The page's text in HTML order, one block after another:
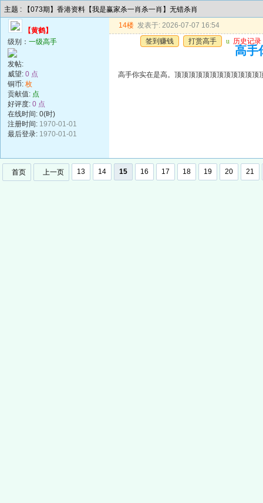
主题 : 【073期】香港资料【我是赢家杀一肖杀一肖】无错杀肖
【黄鹤】
级别： 一级高手
发帖:
威望: 0 点
铜币: 枚
贡献值: 点
好评度: 0 点
在线时间: 0(时)
注册时间: 1970-01-01
最后登录: 1970-01-01
14楼 发表于: 2026-07-07 16:54
签到赚钱
打赏高手 u 历史记录
高手
高手你实在是高。顶顶顶顶顶顶顶顶顶顶顶顶
首页 上一页 13 14 15 16 17 18 19 20 21